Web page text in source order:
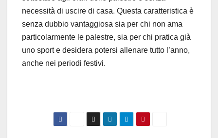
necessità di uscire di casa. Questa caratteristica è
senza dubbio vantaggiosa sia per chi non ama
particolarmente le palestre, sia per chi pratica già
uno sport e desidera potersi allenare tutto l’anno,
anche nei periodi festivi.